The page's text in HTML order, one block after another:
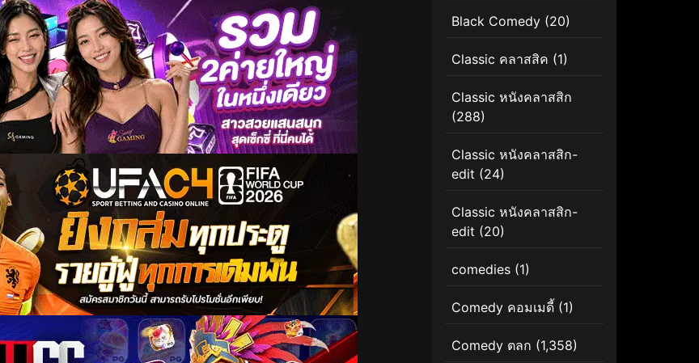
Black Comedy (20)
Classic คลาสสิค (1)
Classic หนังคลาสสิก
(288)
Classic หนังคลาสสิก-
edit (24)
Classic หนังคลาสสิก-
edit (20)
comedies (1)
Comedy คอมเมดี้ (1)
Comedy ตลก (1,358)